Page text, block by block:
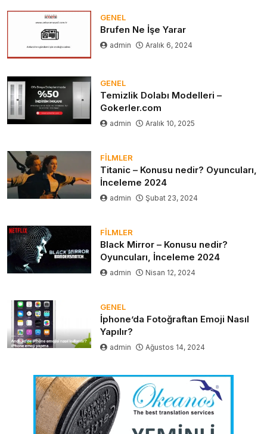
GENEL
Brufen Ne İşe Yarar
admin Aralık 6, 2024
GENEL
Temizlik Dolabı Modelleri –
Gokerler.com
admin Aralık 10, 2025
FILMLER
Titanic – Konusu nedir? Oyuncuları,
İnceleme 2024
admin Şubat 23, 2024
FILMLER
Black Mirror – Konusu nedir?
Oyuncuları, İnceleme 2024
admin Nisan 12, 2024
GENEL
İphone’da Fotoğraftan Emoji Nasıl
Yapılır?
admin Ağustos 14, 2024